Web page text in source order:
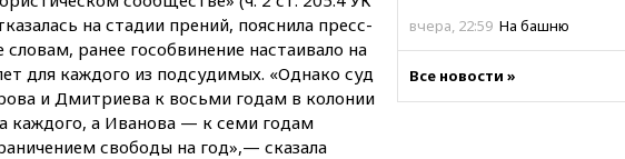
вчера, 22:59 На башню
скульптуру балерины
Все новости »
на стадии прений, пояснила пресс-
словам, ранее гособвинение настаивало на
для каждого из подсудимых. «Однако суд
и Дмитриева к восьми годам в колонии
каждого, а Иванова — к семи годам
свободы на год»,— сказала